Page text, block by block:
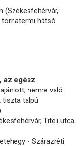
(Székesfehérvár,
tornatermi hátsó
az egész
nemre való
tiszta talpú
Titeli utca
- Szárazréti